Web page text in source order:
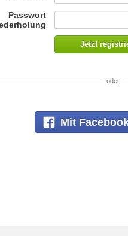
Passwort
Jetzt
oder
Mit